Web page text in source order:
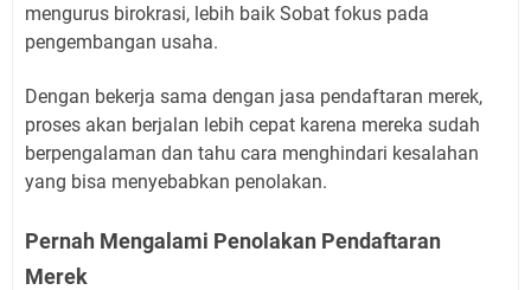
mengurus birokrasi, lebih baik Sobat fokus pada
pengembangan usaha.
Dengan bekerja sama dengan jasa pendaftaran merek,
proses akan berjalan lebih cepat karena mereka sudah
berpengalaman dan tahu cara menghindari kesalahan
yang bisa menyebabkan penolakan.
Pernah Mengalami Penolakan Pendaftaran
Merek